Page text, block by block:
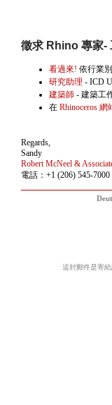
徵求 Rhino 專家-
看過來! 依行業
研究助理 - ICD
建築師 - 建築工
在 Rhinoceros 網
Regards,
Sandy
Robert McNeel &
電話：+1 (206) 545-7000
這封郵件是寄